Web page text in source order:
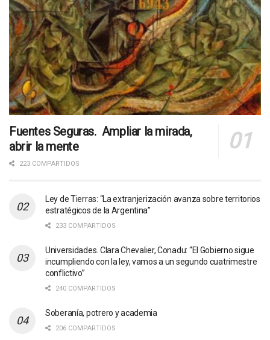
Fuentes Seguras. Ampliar la mirada,
abrir la mente
223 COMPARTIDOS
Ley de Tierras: “La extranjerización avanza sobre territorios
estratégicos de la Argentina”
233 COMPARTIDOS
Universidades. Clara Chevalier, Conadu: “El Gobierno sigue
incumpliendo con la ley, vamos a un segundo cuatrimestre
conflictivo”
240 COMPARTIDOS
Soberanía, potrero y academia
206 COMPARTIDOS